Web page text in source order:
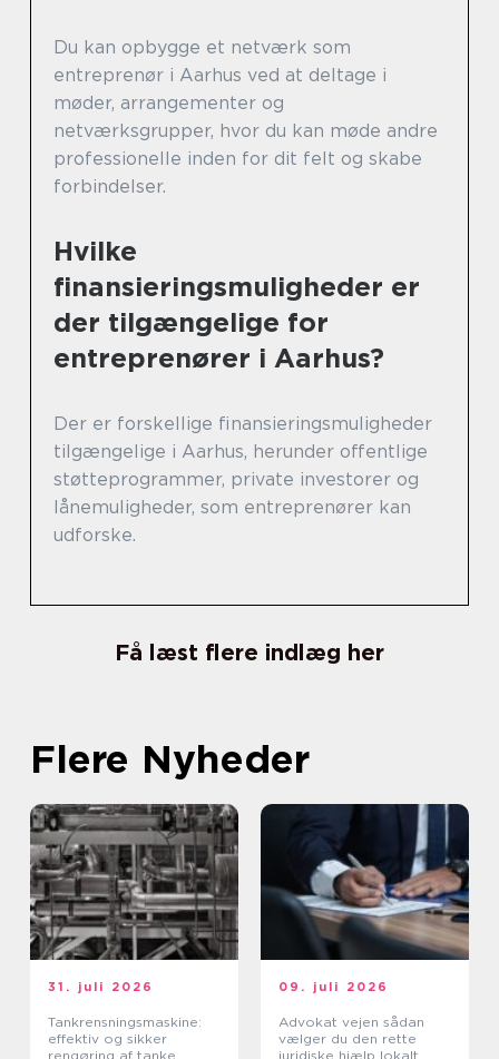
Du kan opbygge et netværk som
entreprenør i Aarhus ved at deltage i
møder, arrangementer og
netværksgrupper, hvor du kan møde andre
professionelle inden for dit felt og skabe
forbindelser.
Hvilke
finansieringsmuligheder er
der tilgængelige for
entreprenører i Aarhus?
Der er forskellige finansieringsmuligheder
tilgængelige i Aarhus, herunder offentlige
støtteprogrammer, private investorer og
lånemuligheder, som entreprenører kan
udforske.
Få læst flere indlæg her
Flere Nyheder
31. juli 2026
Tankrensningsmaskine:
effektiv og sikker
rengøring af tanke
09. juli 2026
Advokat vejen sådan
vælger du den rette
juridiske hjælp lokalt